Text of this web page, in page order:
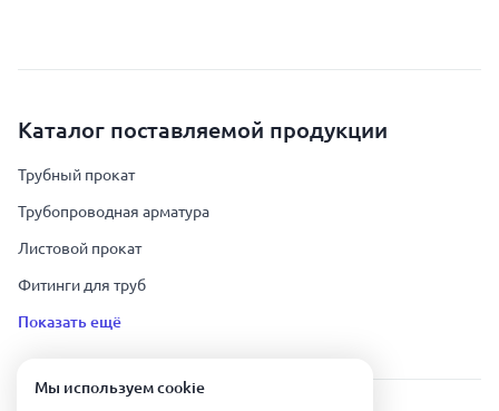
Каталог поставляемой продукции
Трубный прокат
Трубопроводная арматура
Листовой прокат
Фитинги для труб
Показать ещё
Мы используем сookie